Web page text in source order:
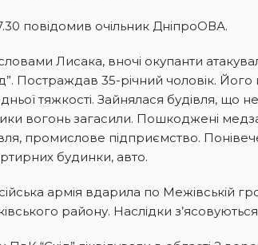
повідомив очільник ДніпроОВА.
Лисака, вночі окупанти
Постраждав 35-річний чоловік. Його
тяжкості. Зайнялася будівля, що
вогонь загасили. Пошкоджені
промислове підприємство.
будинки, авто.
армія вдарила по Межівській
району. Наслідки